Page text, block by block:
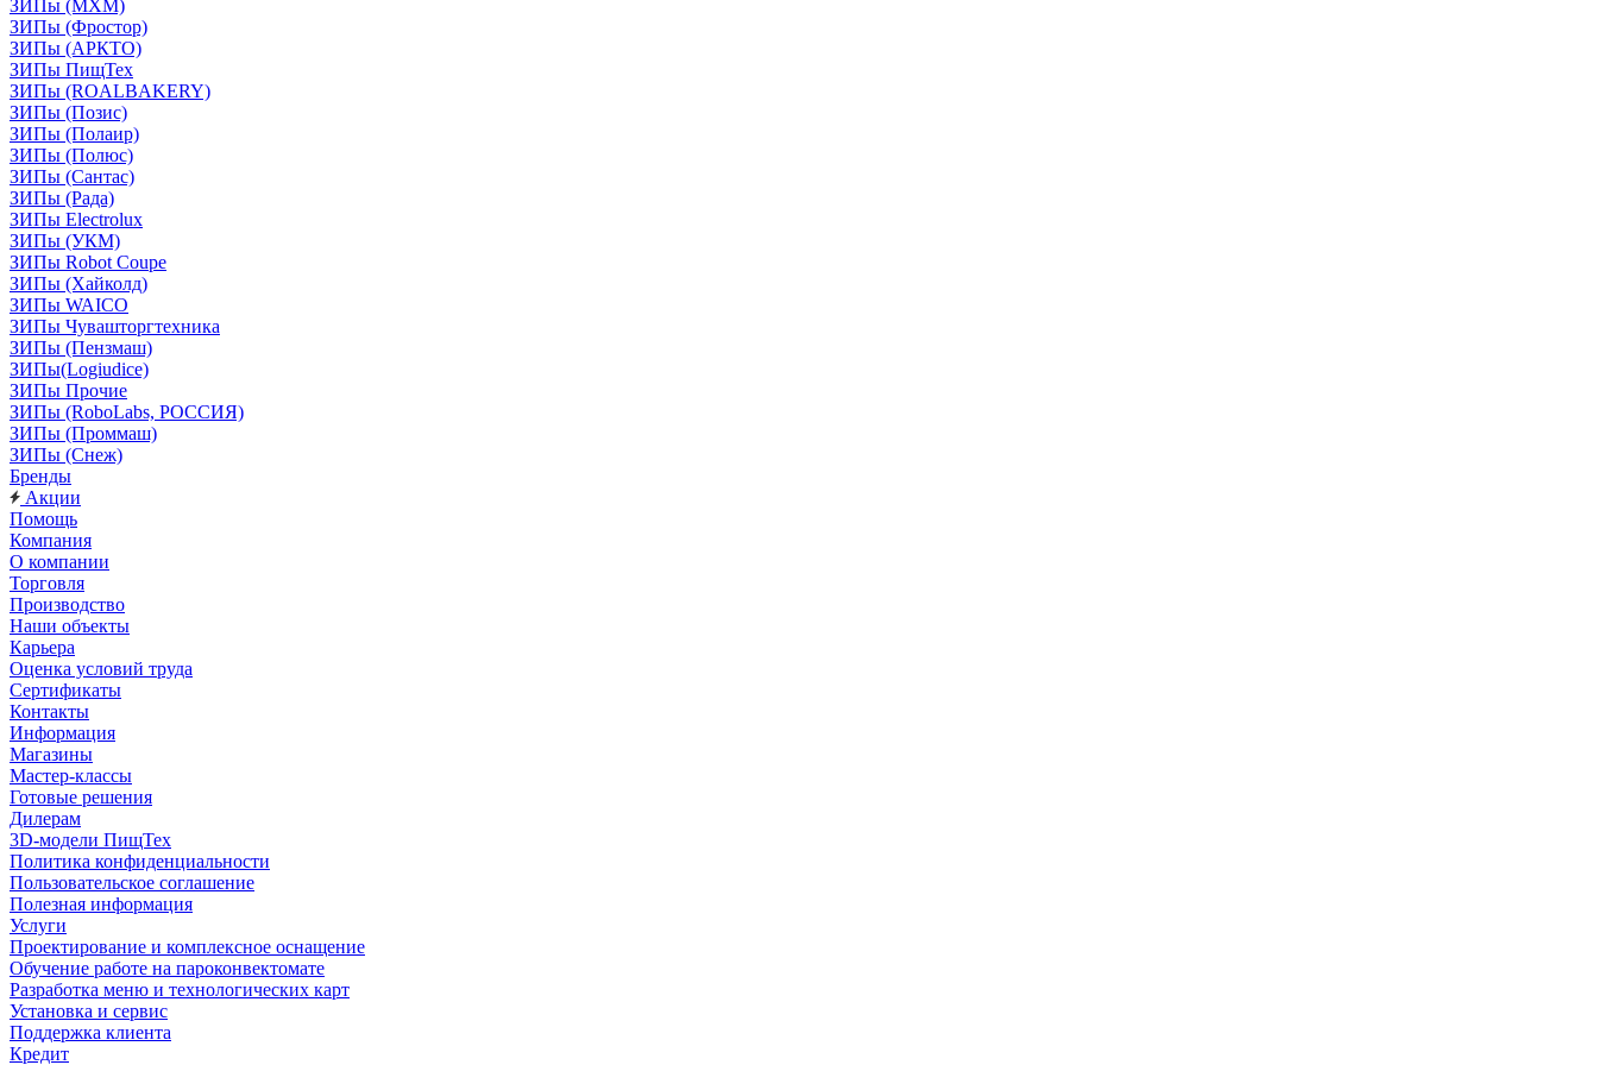
ЗИПы (МХМ)
ЗИПы (Фростор)
ЗИПы (АРКТО)
ЗИПы ПищТех
ЗИПы (ROALBAKERY)
ЗИПы (Позис)
ЗИПы (Полаир)
ЗИПы (Полюс)
ЗИПы (Сантас)
ЗИПы (Рада)
ЗИПы Electrolux
ЗИПы (УКМ)
ЗИПы Robot Coupe
ЗИПы (Хайколд)
ЗИПы WAICO
ЗИПы Чувашторгтехника
ЗИПы (Пензмаш)
ЗИПы(Logiudice)
ЗИПы Прочие
ЗИПы (RoboLabs, РОССИЯ)
ЗИПы (Проммаш)
ЗИПы (Снеж)
Бренды
Акции
Помощь
Компания
О компании
Торговля
Производство
Наши объекты
Карьера
Оценка условий труда
Сертификаты
Контакты
Информация
Магазины
Мастер-классы
Готовые решения
Дилерам
3D-модели ПищТех
Политика конфиденциальности
Пользовательское соглашение
Полезная информация
Услуги
Проектирование и комплексное оснащение
Обучение работе на пароконвектомате
Разработка меню и технологических карт
Установка и сервис
Поддержка клиента
Кредит